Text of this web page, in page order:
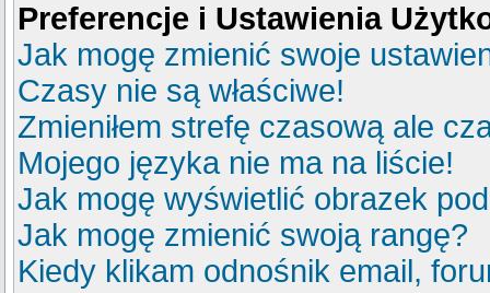
Preferencje i Ustawienia
Jak mogę zmienić swoje
Czasy nie są właściwe!
Zmieniłem strefę czasową ale
Mojego języka nie ma na liście!
Jak mogę wyświetlić obrazek
Jak mogę zmienić swoją rangę?
Kiedy klikam odnośnik email,